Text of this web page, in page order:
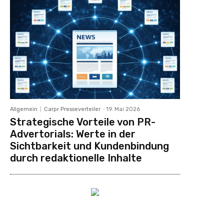
Allgemein Carpr Presseverteiler - 19. Mai 2026
Strategische Vorteile von PR-
Advertorials: Werte in der
Sichtbarkeit und Kundenbindung
durch redaktionelle Inhalte